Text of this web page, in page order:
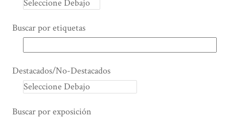
Buscar por etiquetas
Destacados/No-Destacados
Buscar por exposición